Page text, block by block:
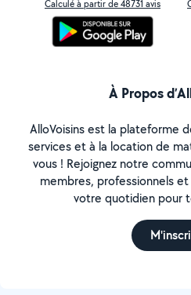
Calculé à partir de 48731 avis
À Propos
AlloVoisins est la plateforme
services et à la location de
vous ! Rejoignez notre
membres, professionnels
votre quotidien pour